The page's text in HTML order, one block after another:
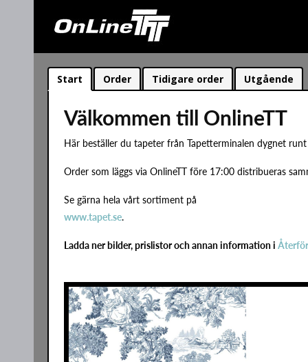
Start Order Tidigare order Utgående